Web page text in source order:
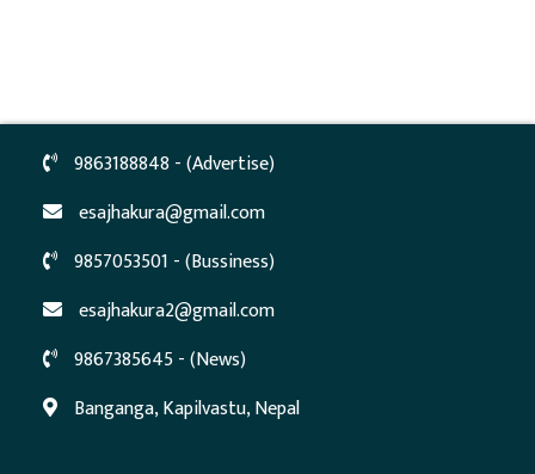
9863188848 - (Advertise)
esajhakura@gmail.com
9857053501 - (Bussiness)
esajhakura2@gmail.com
9867385645 - (News)
Banganga, Kapilvastu, Nepal